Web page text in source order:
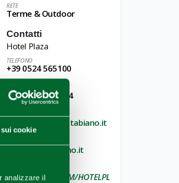
cookie
analizzare il
RETE
Terme & Outdoor
Contatti
Hotel Plaza
TELEFONO
+39 0524 565100
+ 39 335 7017544
E-MAIL
info@hotelplazatabiano.it
hotelplazatabiano.it
M.FACEBOOK.COM/HOTELPL